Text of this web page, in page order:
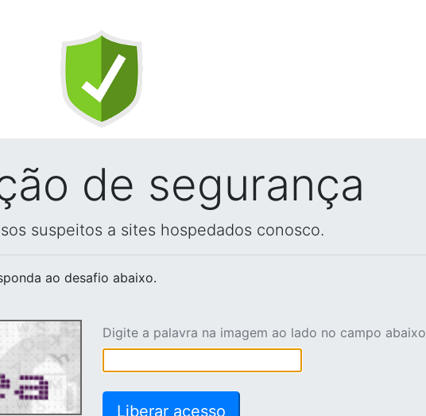
de segurança
suspeitos a sites hospedados conosco.
ao desafio abaixo.
Digite a palavra na imagem ao lado no campo abaixo